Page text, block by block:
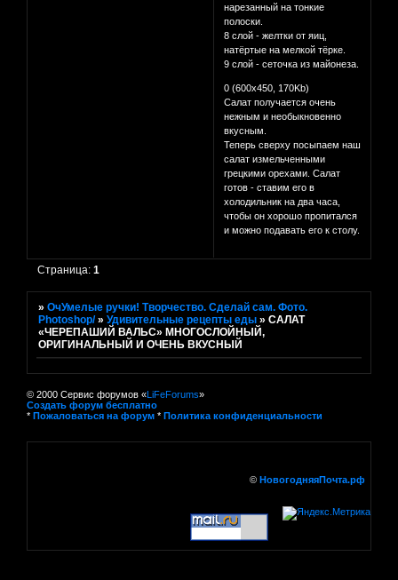
нарезанный на тонкие
полоски.
8 слой - желтки от яиц,
натёртые на мелкой тёрке.
9 слой - сеточка из майонеза.
0 (600x450, 170Kb)
Салат получается очень
нежным и необыкновенно
вкусным.
Теперь сверху посыпаем наш
салат измельченными
грецкими орехами. Салат
готов - ставим его в
холодильник на два часа,
чтобы он хорошо пропитался
и можно подавать его к столу.
Страница:1
»ОчУмелые ручки! Творчество. Сделай сам. Фото.
Photoshop/ »Удивительные рецепты еды »САЛАТ
«ЧЕРЕПАШИЙ ВАЛЬС» МНОГОСЛОЙНЫЙ,
ОРИГИНАЛЬНЫЙ И ОЧЕНЬ ВКУСНЫЙ
© 2000 Сервис форумов «LiFeForums»
Создать форум бесплатно
* Пожаловаться на форум * Политика конфиденциальности
© НовогодняяПочта.рф